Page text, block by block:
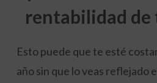
rentabilidad de
Esto puede que te esté
año sin que lo veas reflejado